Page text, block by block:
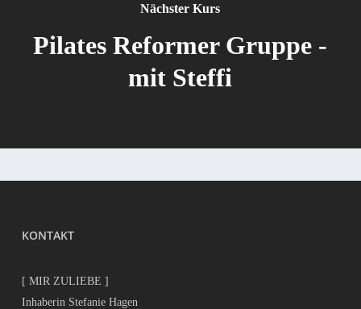
Nächster Kurs
Pilates Reformer Gruppe -
mit Steffi
KONTAKT
[ MIR ZULIEBE ]
Inhaberin Stefanie Hagen